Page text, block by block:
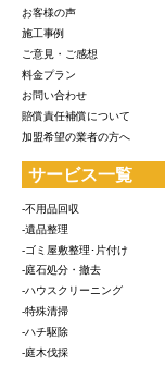
お客様の声
施工事例
ご意見・ご感想
料金プラン
お問い合わせ
賠償責任補償について
加盟希望の業者の方へ
サービス一覧
-不用品回収
-遺品整理
-ゴミ屋敷整理･片付け
-庭石処分・撤去
-ハウスクリーニング
-特殊清掃
-ハチ駆除
-庭木伐採